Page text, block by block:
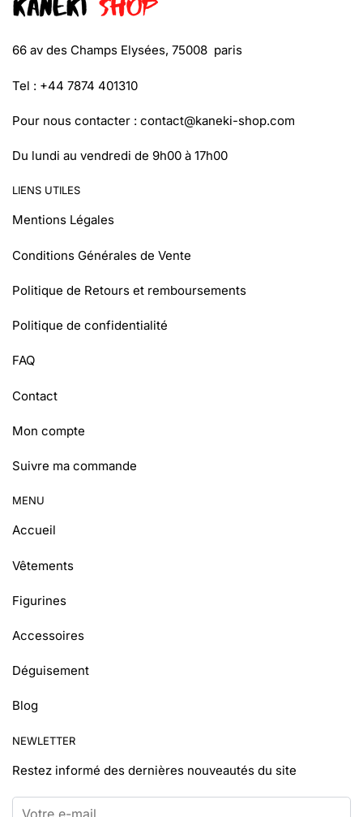
66 av des Champs Elysées, 75008 paris
Tel : +44 7874 401310
Pour nous contacter : contact@kaneki-shop.com
Du lundi au vendredi de 9h00 à 17h00
LIENS UTILES
Mentions Légales
Conditions Générales de Vente
Politique de Retours et remboursements
Politique de confidentialité
FAQ
Contact
Mon compte
Suivre ma commande
MENU
Accueil
Vêtements
Figurines
Accessoires
Déguisement
Blog
NEWLETTER
Restez informé des dernières nouveautés du site